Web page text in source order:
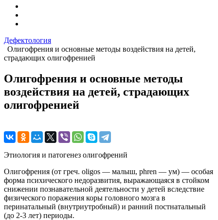
Дефектология
Олигофрения и основные методы воздействия на детей,
страдающих олигофренией
Олигофрения и основные методы
воздействия на детей, страдающих
олигофренией
Этиология и патогенез олигофрений
Олигофрения (от греч. oligos — малыш, рhren — ум) — особая
форма психического недоразвития, выражающаяся в стойком
снижении познавательной деятельности у детей вследствие
физического поражения коры головного мозга в
перинатальный (внутриутробный) и ранний постнатальный
(до 2-3 лет) периоды.